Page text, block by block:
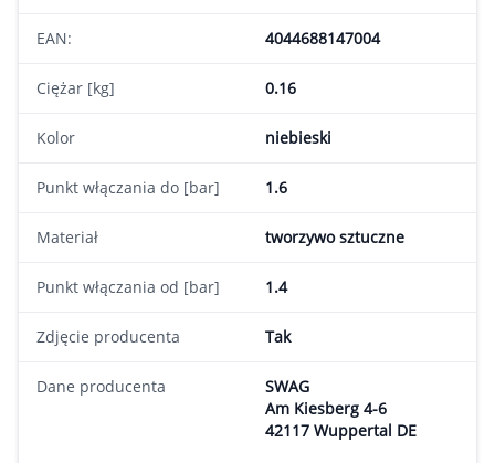
EAN: 4044688147004
Ciężar [kg] 0.16
Kolor niebieski
Punkt włączania do [bar] 1.6
Materiał tworzywo sztuczne
Punkt włączania od [bar] 1.4
Zdjęcie producenta Tak
Dane producenta
SWAG
Am Kiesberg 4-6
42117 Wuppertal DE